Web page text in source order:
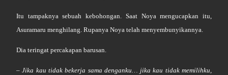
Itu tampaknya sebuah kebohongan. Saat Noya mengucapkan itu,
Asuramaru menghilang. Rupanya Noya telah menyembunyikannya.
Dia teringat percakapan barusan.
– Jika kau tidak bekerja sama denganku… jika kau tidak memilihku,